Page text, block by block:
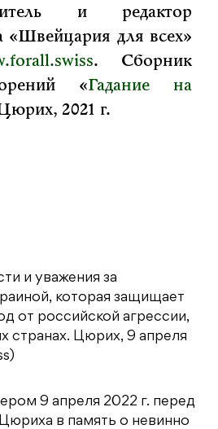
и редактор
«Швейцария для всех»
. Сборник
«Гадание на
2021 г.
и уважения за
которая защищает
от российской агрессии,
странах. Цюрих, 9 апреля
9 апреля 2022 г. перед
в память о невинно